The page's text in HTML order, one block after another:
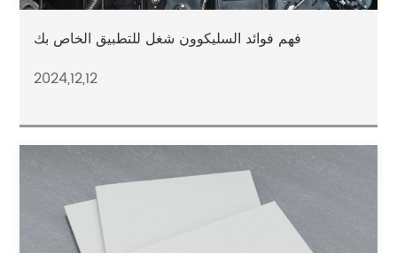
فهم فوائد السليكوون شغل للتطبيق الخاص بك
2024,12,12